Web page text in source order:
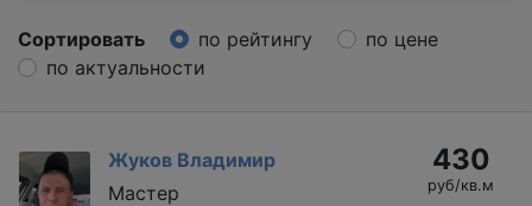
Сортировать по рейтингу
по цене
по актуальности
Жуков Владимир
Мастер
430
руб/кв.м